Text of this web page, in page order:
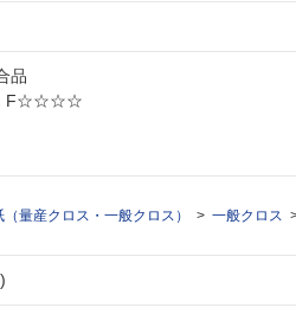
品
F☆☆☆☆
（量産クロス・一般クロス） 一般クロス